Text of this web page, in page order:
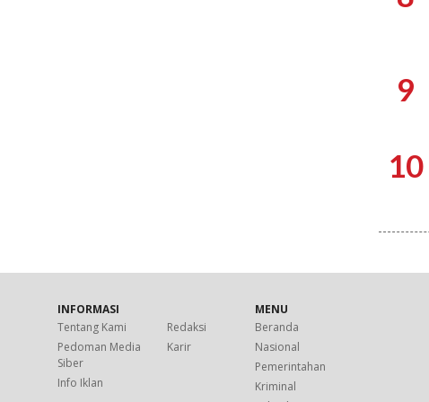
9
10
INFORMASI
Tentang Kami
Redaksi
Pedoman Media
Siber
Karir
Info Iklan
MENU
Beranda
Nasional
Pemerintahan
Kriminal